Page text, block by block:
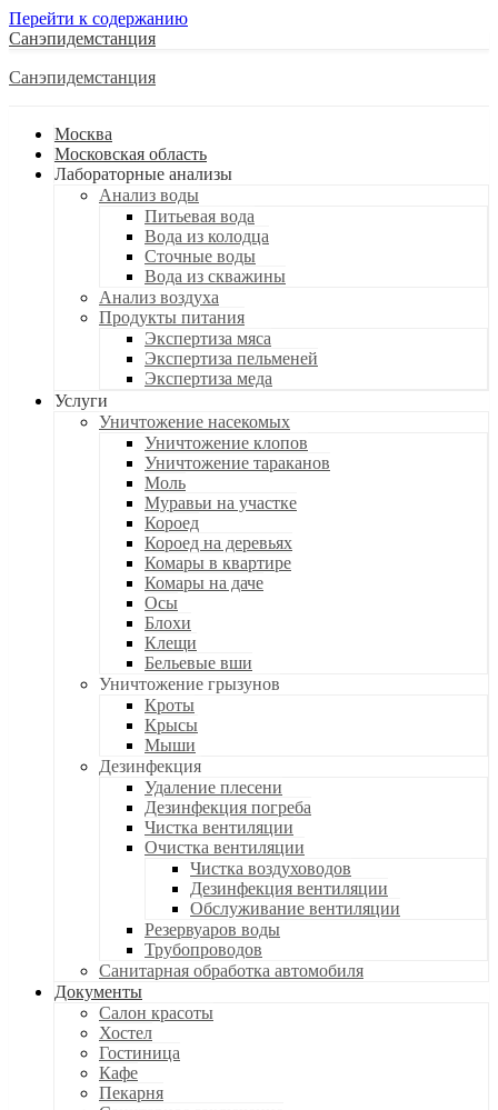
Перейти к содержанию
Санэпидемстанция
Санэпидемстанция
Москва
Московская область
Лабораторные анализы
Анализ воды
Питьевая вода
Вода из колодца
Сточные воды
Вода из скважины
Анализ воздуха
Продукты питания
Экспертиза мяса
Экспертиза пельменей
Экспертиза меда
Услуги
Уничтожение насекомых
Уничтожение клопов
Уничтожение тараканов
Моль
Муравьи на участке
Короед
Короед на деревьях
Комары в квартире
Комары на даче
Осы
Блохи
Клещи
Бельевые вши
Уничтожение грызунов
Кроты
Крысы
Мыши
Дезинфекция
Удаление плесени
Дезинфекция погреба
Чистка вентиляции
Очистка вентиляции
Чистка воздуховодов
Дезинфекция вентиляции
Обслуживание вентиляции
Резервуаров воды
Трубопроводов
Санитарная обработка автомобиля
Документы
Салон красоты
Хостел
Гостиница
Кафе
Пекарня